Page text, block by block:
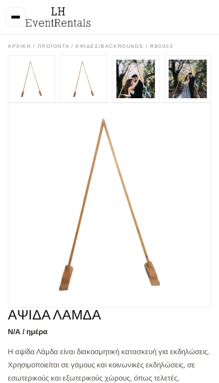
ΑΡΧΙΚΉ / ΠΡΟΪΌΝΤΑ /ΑΨΙΔΕΣ/BACKROUNDS / RB0003
ΑΨΙΔΑ ΛΑΜΔΑ
Ν/Α / ημέρα
Η αψίδα Λάμδα είναι διακοσμητική κατασκευή για εκδηλώσεις.
Χρησιμοποιείται σε γάμους και κοινωνικές εκδηλώσεις, σε
εσωτερικούς και εξωτερικούς χώρους, όπως τελετές,